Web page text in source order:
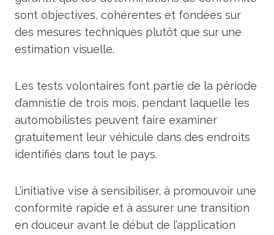
sont objectives, cohérentes et fondées sur
des mesures techniques plutôt que sur une
estimation visuelle.
Les tests volontaires font partie de la période
d’amnistie de trois mois, pendant laquelle les
automobilistes peuvent faire examiner
gratuitement leur véhicule dans des endroits
identifiés dans tout le pays.
L’initiative vise à sensibiliser, à promouvoir une
conformité rapide et à assurer une transition
en douceur avant le début de l’application